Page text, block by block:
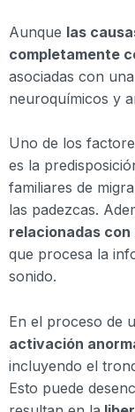
Aunque las
completamente
asociadas con
neuroquímicos y
Uno de los
es la
familiares de
las padezcas.
relacionadas
que procesa la
sonido.
En el proceso de
activación
incluyendo el
Esto puede